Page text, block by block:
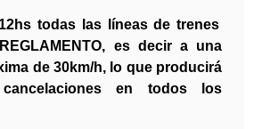
todas las líneas de trenes
es decir a una
de 30km/h, lo que producirá
en todos los